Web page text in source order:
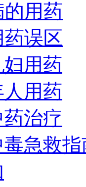
用药
误区
用药
人用药
治疗
急救指